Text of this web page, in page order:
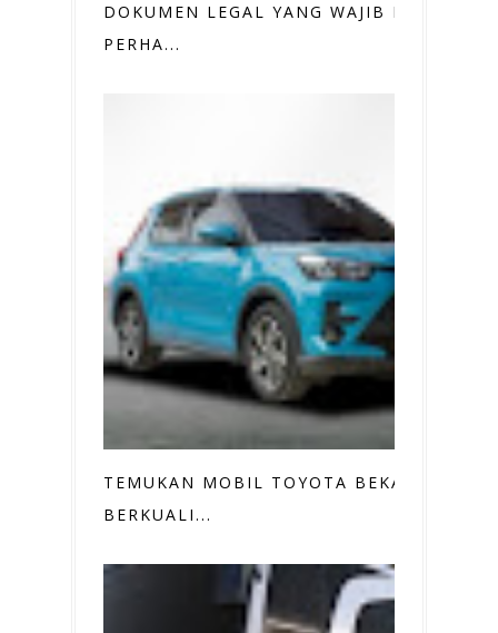
DOKUMEN LEGAL YANG WAJIB KAMU
PERHA...
TEMUKAN MOBIL TOYOTA BEKAS
BERKUALI...